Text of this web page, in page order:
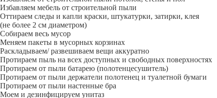
Избавляем мебель от строительной пыли
Оттираем следы и капли краски, штукатурки, затирки, клея
(не более 2 см диаметром)
Собираем весь мусор
Меняем пакеты в мусорных корзинах
Раскладываем/ развешиваем вещи аккуратно
Протираем пыль на всех доступных и свободных поверхностях
Протираем от пыли батарею (полотенцесушитель)
Протираем от пыли держатели полотенец и туалетной бумаги
Протираем от пыли настенные бра
Моем и дезинфицируем унитаз